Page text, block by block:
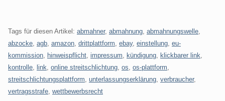
Tags für diesen Artikel: abmahner, abmahnung abmahnungswelle
abzocke agb amazon drittplattform ebay, einstellung eu-
kommission
hinweispflicht impressum kündigung klickbarer link
kontrolle
link online streitschlichtung os os-plattform
streitschlichtungsplattform unterlassungserklärung verbraucher,
vertragsstrafe wettbewerbsrecht